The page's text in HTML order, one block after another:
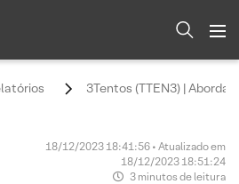
3Tentos (TTEN3) |
18/12/2023 18:41:56 • Atualizado em
18/12/2023 18:51:24
3 minutos de leitura